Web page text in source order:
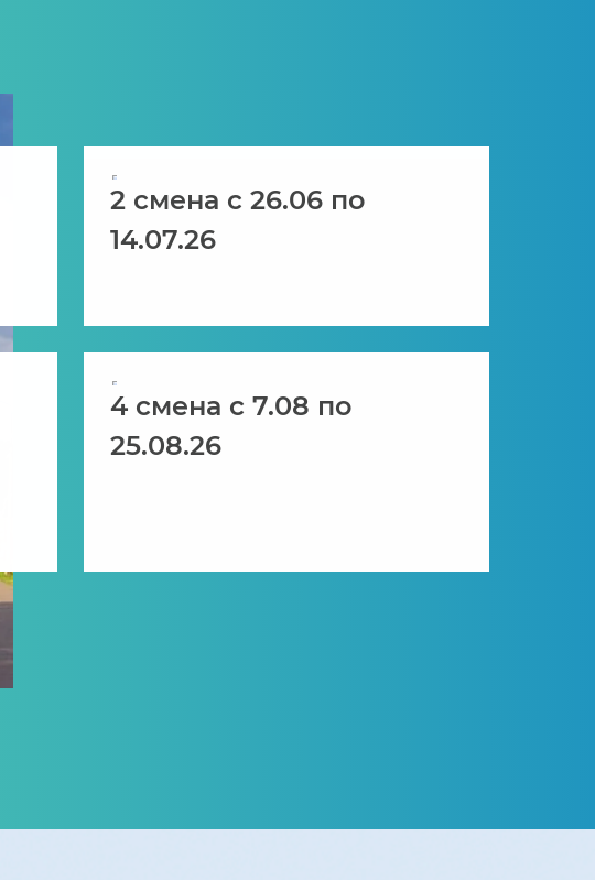
2 смена с 26.06 по
14.07.26
4 смена с 7.08 по
25.08.26